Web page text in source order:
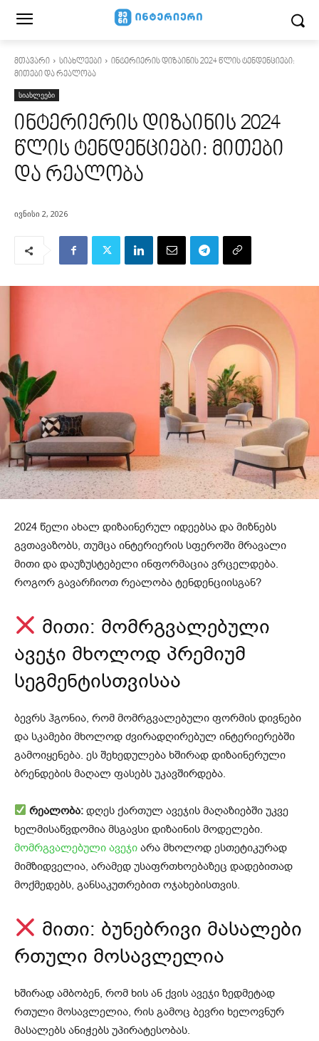
მთავარი სიახლეები
ინტერიერის დიზაინის 2024 წლის ტენდენციები:
მითები და რეალობა
სიახლეები
ინტერიერის დიზაინის 2024
წლის ტენდენციები: მითები
და რეალობა
ივნისი 2, 2026
2024 წელი ახალ დიზაინერულ იდეებსა და მიზნებს
გვთავაზობს, თუმცა ინტერიერის სფეროში მრავალი
მითი და დაუზუსტებელი ინფორმაცია ვრცელდება.
როგორ გავარჩიოთ რეალობა ტენდენციისგან?
მითი: მომრგვალებული
ავეჯი მხოლოდ პრემიუმ
სეგმენტისთვისაა
ბევრს ჰგონია, რომ მომრგვალებული ფორმის დივნები
და სკამები მხოლოდ ძვირადღირებულ ინტერიერებში
გამოიყენება. ეს შეხედულება ხშირად დიზაინერული
ბრენდების მაღალ ფასებს უკავშირდება.
რეალობა: დღეს ქართულ ავეჯის მაღაზიებში უკვე
ხელმისაწვდომია მსგავსი დიზაინის მოდელები.
მომრგვალებული ავეჯი არა მხოლოდ ესთეტიკურად
მიმზიდველია, არამედ უსაფრთხოებაზეც დადებითად
მოქმედებს, განსაკუთრებით ოჯახებისთვის.
მითი: ბუნებრივი მასალები
რთული მოსავლელია
ხშირად ამბობენ, რომ ხის ან ქვის ავეჯი ზედმეტად
რთული მოსავლელია, რის გამოც ბევრი ხელოვნურ
მასალებს ანიჭებს უპირატესობას.